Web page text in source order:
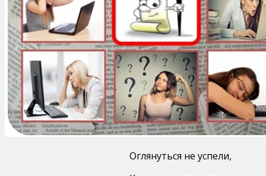
Оглянуться не успели,